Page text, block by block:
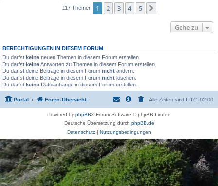
117 Themen 1 2 3 4 5
Gehe zu
BERECHTIGUNGEN IN DIESEM FORUM
Du darfst keine neuen Themen in diesem Forum erstellen.
Du darfst keineAntworten zu Themen in diesem Forum erstellen.
Du darfst deine Beiträge in diesem Forum nicht ändern.
Du darfst deine Beiträge in diesem Forum nicht löschen.
Du darfst keine Dateianhänge in diesem Forum erstellen.
Portal Foren-Übersicht Alle Zeiten sind UTC+02:00
Powered by phpBB® Forum Software © phpBB Limited
Deutsche Übersetzung durch phpBB.de
Datenschutz| Nutzungsbedingungen